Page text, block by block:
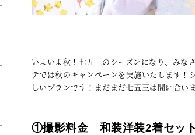
いよいよ秋！七五三のシーズンになり、みな
テでは秋のキャンペーンを実施いたします！
しいプランです！まだまだ七五三は間に合い
①撮影料金 和装洋装2着セッ